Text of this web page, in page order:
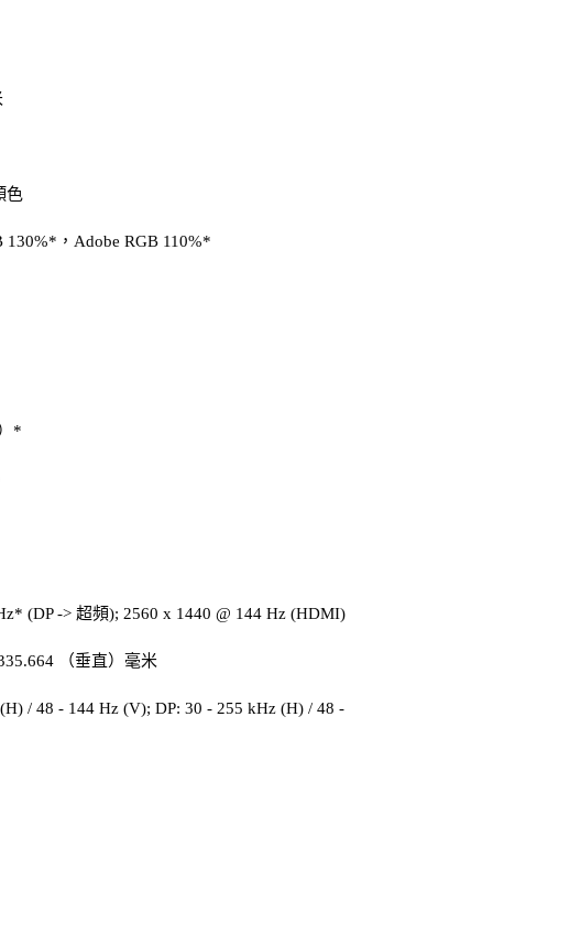
色
130%*，Adobe RGB 110%*
*
(DP -> 超頻); 2560 x 1440 @ 144 Hz (HDMI)
（垂直）毫米
/ 48 - 144 Hz (V); DP: 30 - 255 kHz (H) / 48 -